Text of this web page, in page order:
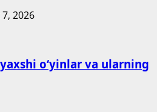
2026
o‘yinlar va ularning